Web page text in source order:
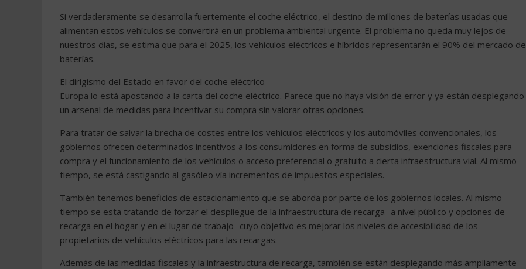
Si verdaderamente se desarrolla fuertemente el coche eléctrico, el destino de millones de baterías usadas que
alimentan estos vehículos se convertirá en un problema ambiental urgente. El problema no queda muy lejos de
nuestros días, se estima que para el 2025, los vehículos eléctricos e híbridos representarán el 90% del mercado de
baterías.
El dirigismo del Estado en favor del coche eléctrico
Europa lo está apostando a la carta del coche eléctrico. Parece que no haya visión de error y ya están desplegando
un arsenal de medidas para incentivar su compra sin valorar otras opciones.
Para tratar de salvar la brecha de costes entre los vehículos eléctricos y los automóviles convencionales, los
gobiernos ofrecen determinados incentivos a los consumidores en forma de subsidios, exenciones fiscales para
compra y el funcionamiento de los vehículos o acceso preferencial o gratuito a cierta infraestructura vial. Al mismo
tiempo, se está castigando al gasóleo vía incrementos de impuestos especiales.
También tenemos beneficios de estacionamiento que se aborda por parte de los gobiernos locales. Al mismo
tiempo se esta tratando de forzar el despliegue de la infraestructura de recarga -a nivel público y opciones de
recarga en el hogar y en el lugar de trabajo- cuyo objetivo es mejorar los niveles de accesibilidad de los
propietarios de vehículos eléctricos para las recargas.
Además de las medidas fiscales y la infraestructura de recarga, también se están desplegando más ampliamente